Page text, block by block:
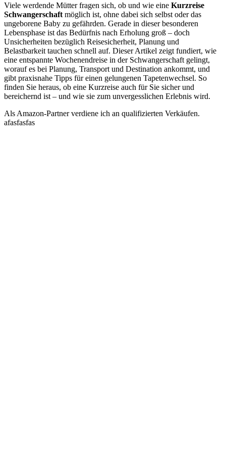
Viele werdende Mütter fragen sich, ob und wie eine Kurzreise
Schwangerschaft möglich ist, ohne dabei sich selbst oder das
ungeborene Baby zu gefährden. Gerade in dieser besonderen
Lebensphase ist das Bedürfnis nach Erholung groß – doch
Unsicherheiten bezüglich Reisesicherheit, Planung und
Belastbarkeit tauchen schnell auf. Dieser Artikel zeigt fundiert, wie
eine entspannte Wochenendreise in der Schwangerschaft gelingt,
worauf es bei Planung, Transport und Destination ankommt, und
gibt praxisnahe Tipps für einen gelungenen Tapetenwechsel. So
finden Sie heraus, ob eine Kurzreise auch für Sie sicher und
bereichernd ist – und wie sie zum unvergesslichen Erlebnis wird.
Als Amazon-Partner verdiene ich an qualifizierten Verkäufen.
afasfasfas